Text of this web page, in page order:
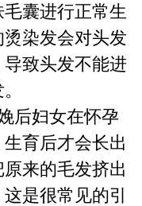
囊进行正常生
染发会对头发
致头发不能进
妇女在怀孕
育后才会长出
来的毛发挤出
是很常见的引